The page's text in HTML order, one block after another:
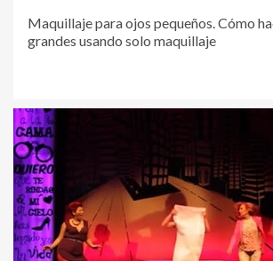
Maquillaje para ojos pequeños. Cómo
grandes usando solo maquillaje